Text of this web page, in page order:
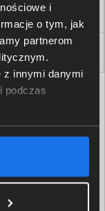
i
o tym, jak
partnerom
z innymi danymi
podczas